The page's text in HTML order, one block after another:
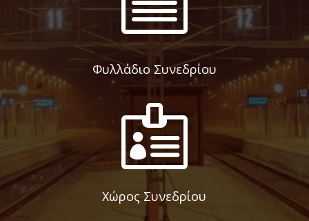
Φυλλάδιο Συνεδρίου

Χώρος Συνεδρίου